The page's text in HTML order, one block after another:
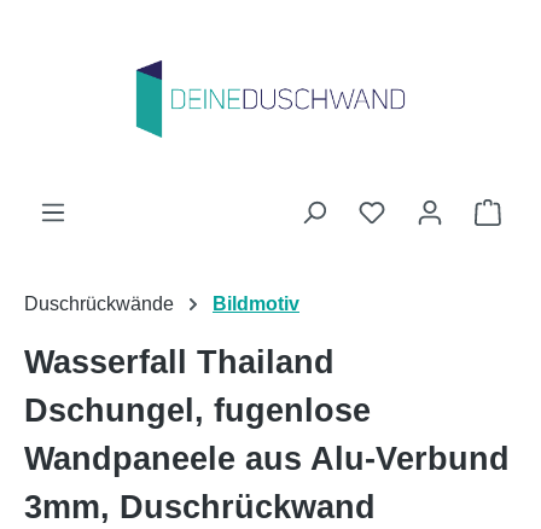
Du hast 0
Duschrückwände Bildmotiv
Wasserfall Thailand
Dschungel, fugenlose
Wandpaneele aus Alu-Verbund
3mm, Duschrückwand